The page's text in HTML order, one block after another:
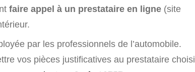
faire appel à un prestataire en ligne (site
par les professionnels de l’automobile.
vos pièces justificatives au prestataire choisi